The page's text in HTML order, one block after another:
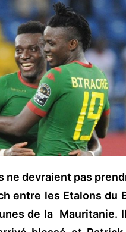
ne devraient pas
entre les Etalons du
de la Mauritanie. Il